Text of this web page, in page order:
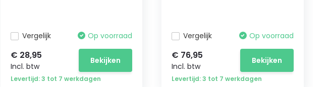
Vergelijk Op voorraad
€ 28,95
Incl. btw
Bekijken
Levertijd: 3 tot 7 werkdagen
Vergelijk Op voorraad
€ 76,95
Incl. btw
Bekijken
Levertijd: 3 tot 7 werkdagen